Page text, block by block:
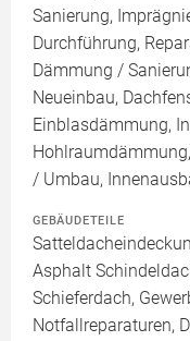
Sanierung,
Durchführung,
Dämmung /
Neueinbau,
Einblasdämmung,
/ Umbau,
GEBÄUDETEILE
Asphalt
Schieferdach,
Notfallreparaturen,